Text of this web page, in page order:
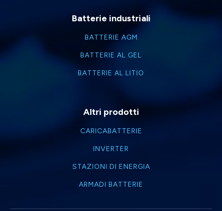
Batterie industriali
BATTERIE AGM
BATTERIE AL GEL
BATTERIE AL LITIO
Altri prodotti
CARICABATTERIE
INVERTER
STAZIONI DI ENERGIA
ARMADI BATTERIE